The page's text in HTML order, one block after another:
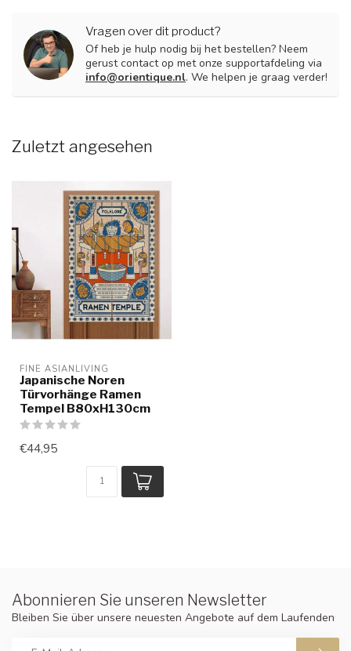
Vragen over dit product?
Of heb je hulp nodig bij het bestellen? Neem
gerust contact op met onze supportafdeling via
info@orientique.nl. We helpen je graag verder!
Zuletzt angesehen
FINE ASIANLIVING
Japanische Noren
Türvorhänge Ramen
Tempel B80xH130cm
€44,95
Abonnieren Sie unseren Newsletter
Bleiben Sie über unsere neuesten Angebote auf dem Laufenden